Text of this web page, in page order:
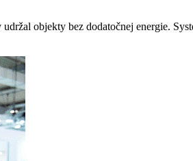
objekty bez dodatočnej energie.